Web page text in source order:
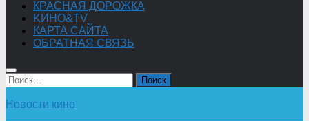
КРАСНАЯ ДОРОЖКА
KИНО&TV
КАРТА САЙТА
ОБРАТНАЯ СВЯЗЬ
Найти:
Новости кино